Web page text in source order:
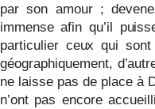
par son amour ;
immense afin qu’il
particulier ceux qui
géographiquement,
ne laisse pas de place à
n’ont pas encore